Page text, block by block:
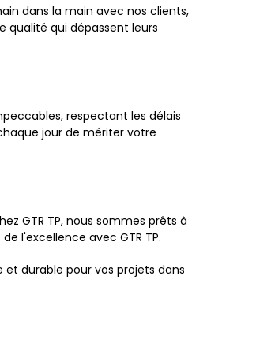
dans la main avec nos clients,
qualité qui dépassent leurs
respectant les délais
jour de mériter votre
GTR TP, nous sommes prêts à
l'excellence avec GTR TP.
durable pour vos projets dans